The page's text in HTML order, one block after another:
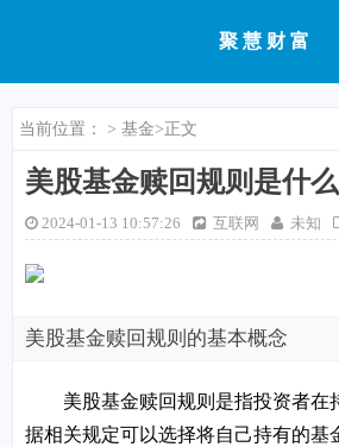
聚慧财富
当前位置： > 基金>正文
美股基金赎回规则是什
2024-01-13 10:57:26 互联网 未知
美股基金赎回规则的基本概念
美股基金赎回规则是指投资者在
据相关规定可以选择将自己持有的基